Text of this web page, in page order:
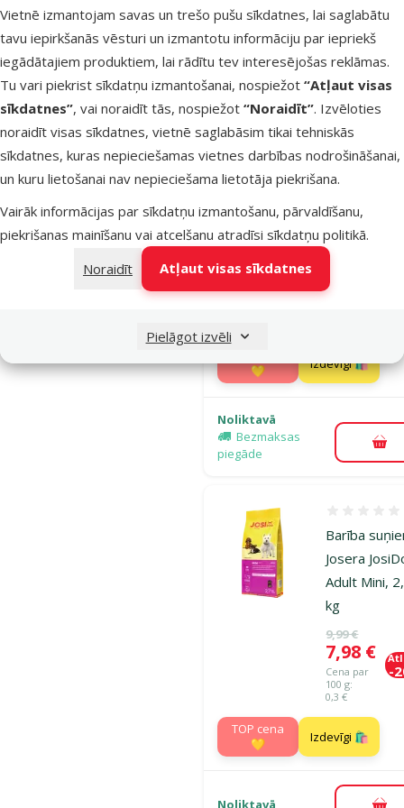
Vietnē izmantojam savas un trešo pušu sīkdatnes, lai saglabātu
tavu iepirkšanās vēsturi un izmantotu informāciju par iepriekš
iegādātajiem produktiem, lai rādītu tev interesējošas reklāmas.
Tu vari piekrist sīkdatņu izmantošanai, nospiežot “Atļaut visas
sīkdatnes”, vai noraidīt tās, nospiežot “Noraidīt”. Izvēloties
noraidīt visas sīkdatnes, vietnē saglabāsim tikai tehniskās
sīkdatnes, kuras nepieciešamas vietnes darbības nodrošināšanai,
un kuru lietošanai nav nepieciešama lietotāja piekrišana.
Vairāk informācijas par sīkdatņu izmantošanu, pārvaldīšanu,
piekrišanas mainīšanu vai atcelšanu atradīsi sīkdatņu politikā.
Noraidīt
Atļaut visas sīkdatnes
Pielāgot izvēli
TOP cena
💛
Izdevīgi 🛍️
Noliktavā
piegāde
Josera Mini
Miniwell, 10
Atsauksmes
Cena
35,98 €
💛
Izdevīgi 🛍️
Noliktavā
Bezmaksas
piegāde
Barība
Josera
Adult Mini,
kg
Oriģinālā
9,99 €
Cena
7,98 €
Cena par
100 g:
0,3 €
-
TOP cena
💛
Izdevīgi 🛍️
Noliktavā